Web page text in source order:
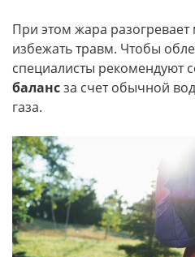
При этом жара
избежать травм. Чтобы
специалисты рекомендуют
балансза счет обычной
газа.